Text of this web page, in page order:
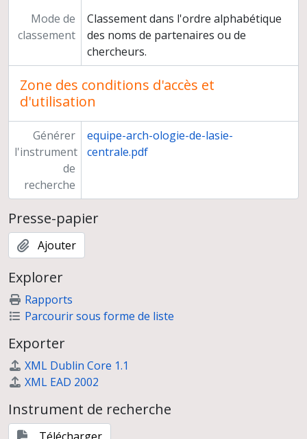
Fichier d'adresses
Fichier de diffusion des publications du laboratoire
Direction de la Mission archéologique française en Asie centrale
Mode de
classement
Classement dans l'ordre alphabétique
des noms de partenaires ou de
chercheurs.
Zone des conditions d'accès et
d'utilisation
Générer
l'instrument
de
recherche
equipe-arch-ologie-de-lasie-
centrale.pdf
Presse-papier
Ajouter
Explorer
Rapports
Parcourir sous forme de liste
Exporter
XML Dublin Core 1.1
XML EAD 2002
Instrument de recherche